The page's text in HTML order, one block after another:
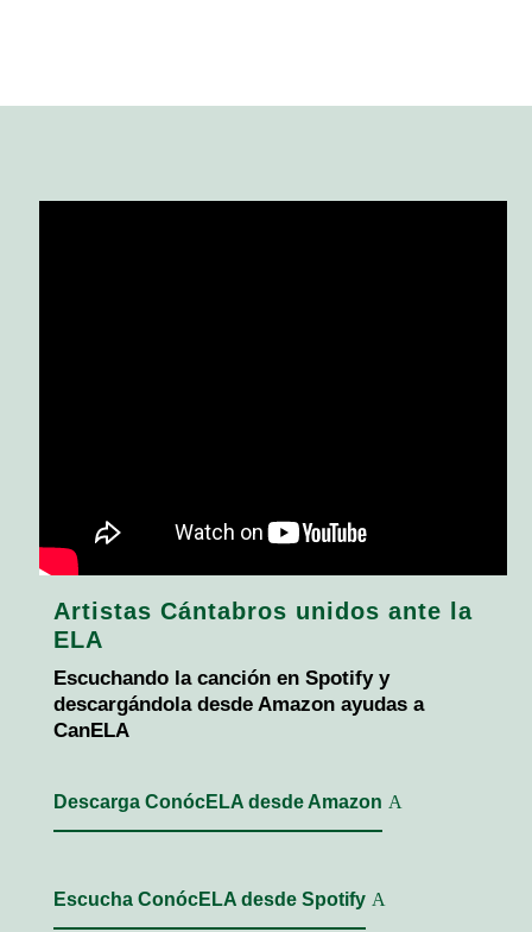
Artistas Cántabros unidos ante la
ELA
Escuchando la canción en Spotify y
descargándola desde Amazon ayudas a
CanELA
Descarga ConócELA desde Amazon
Escucha ConócELA desde Spotify